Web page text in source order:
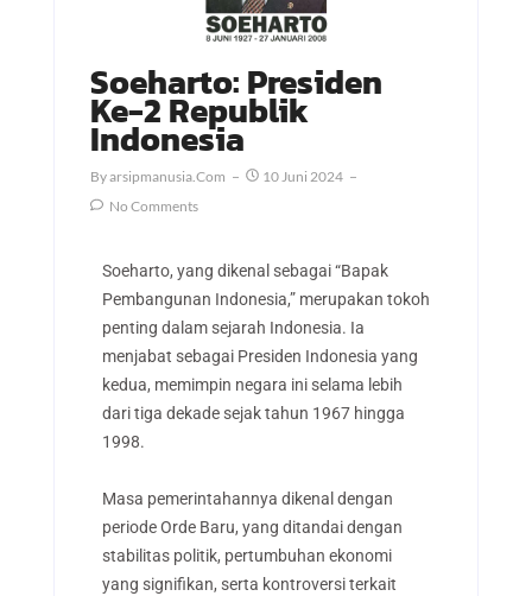
Soeharto: Presiden
Ke-2 Republik
Indonesia
ByArsipmanusia.com
10 Juni 2024
No Comments
Soeharto, yang dikenal sebagai “Bapak
Pembangunan Indonesia,” merupakan tokoh
penting dalam sejarah Indonesia. Ia
menjabat sebagai Presiden Indonesia yang
kedua, memimpin negara ini selama lebih
dari tiga dekade sejak tahun 1967 hingga
1998.
Masa pemerintahannya dikenal dengan
periode Orde Baru, yang ditandai dengan
stabilitas politik, pertumbuhan ekonomi
yang signifikan, serta kontroversi terkait